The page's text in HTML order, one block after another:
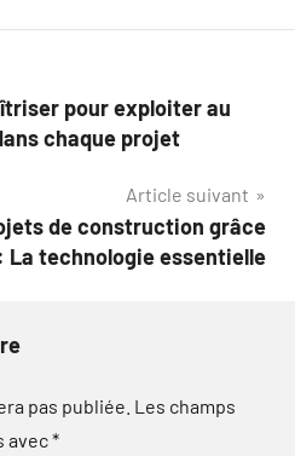
pour exploiter au
chaque projet
Article suivant
de construction grâce
La technologie essentielle
pas publiée. Les champs
avec*